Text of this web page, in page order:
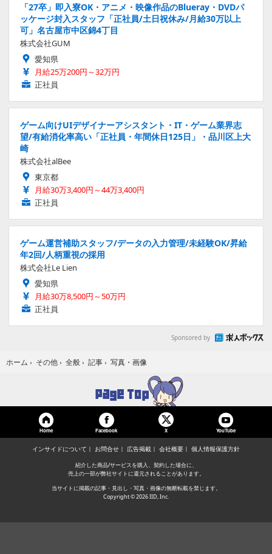
「27卒」即入寮OK・アニメ・映像作品のBlueray・DVDパ
ッケージ封入スタッフ「正社員/土日祝休み/月給30万以上
可」名古屋市中区錦4丁目
株式会社GUM
愛知県
月給25万200円～32万円
正社員
ゲーム向けUIデザイナーアシスタント・IT・ゲーム業界志
望/有給消化率高い「正社員・年間休日125日」・品川区上大
崎
株式会社alBee
東京都
月給30万3,400円～44万3,400円
正社員
ゲーム運営補助スタッフ/データの入力管理/未経験OK/昇給
年2回/人柄重視の採用
株式会社Le Lien
愛知県
月給30万8,500円～50万円
正社員
Sponsored by
ホーム › その他 › 全般 › 記事 › 写真・画像
Home Facebook X YouTube
インサイドについて お問合せ 広告掲載 会社概要 個人情報保護方針
紹介した商品/サービスを購入、契約した場合に、
売上の一部が弊社サイトに還元されることがあります。
当サイトに掲載の記事・見出し・写真・画像の無断転載を禁じます。
Copyright © 2026 IID, Inc.